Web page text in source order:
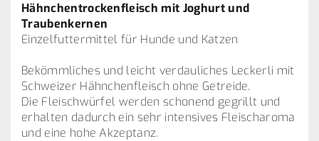
Hähnchentrockenfleisch mit Joghurt und
Traubenkernen
Einzelfuttermittel für Hunde und Katzen
Bekömmliches und leicht verdauliches Leckerli mit
Schweizer Hähnchenfleisch ohne Getreide.
Die Fleischwürfel werden schonend gegrillt und
erhalten dadurch ein sehr intensives Fleischaroma
und eine hohe Akzeptanz.